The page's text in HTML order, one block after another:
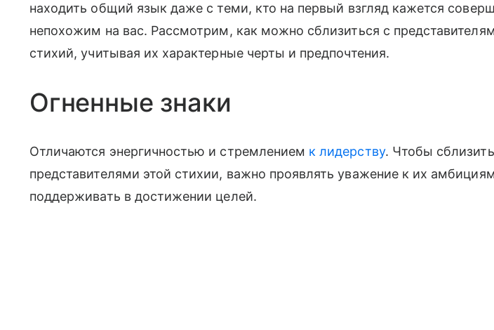
находить общий язык даже с теми, кто на первый взгляд кажется
непохожим на вас. Рассмотрим, как можно сблизиться с
стихий, учитывая их характерные черты и предпочтения.
Огненные знаки
Отличаются энергичностью и стремлением к лидерству. Чтобы
представителями этой стихии, важно проявлять уважение к их
поддерживать в достижении целей.